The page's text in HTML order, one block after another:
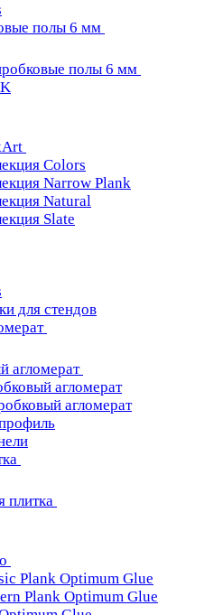
полы 6 мм
полы 6 мм
Colors
Narrow Plank
Natural
Slate
для стендов
агломерат
агломерат
агломерат
плитка
Plank Optimum Glue
Plank Optimum Glue